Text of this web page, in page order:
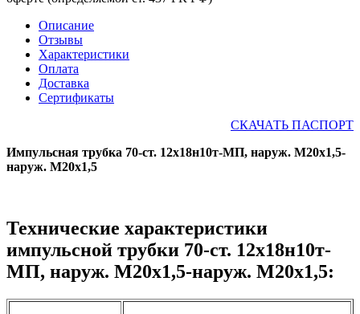
Описание
Отзывы
Характеристики
Оплата
Доставка
Сертификаты
СКАЧАТЬ ПАСПОРТ
Импульсная трубка 70-ст. 12х18н10т-МП, наруж. М20х1,5-
наруж. М20х1,5
Технические характеристики
импульсной трубки 70-ст. 12х18н10т-
МП, наруж. М20х1,5-наруж. М20х1,5: